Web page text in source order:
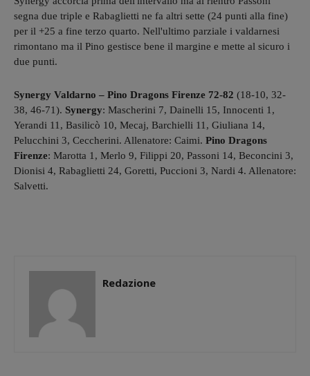
segna due triple e Rabaglietti ne fa altri sette (24 punti alla fine)
per il +25 a fine terzo quarto. Nell'ultimo parziale i valdarnesi
rimontano ma il Pino gestisce bene il margine e mette al sicuro i
due punti.
Synergy Valdarno – Pino Dragons Firenze 72-82 (18-10, 32-
38, 46-71). Synergy: Mascherini 7, Dainelli 15, Innocenti 1,
Yerandi 11, Basilicò 10, Mecaj, Barchielli 11, Giuliana 14,
Pelucchini 3, Ceccherini. Allenatore: Caimi. Pino Dragons
Firenze: Marotta 1, Merlo 9, Filippi 20, Passoni 14, Beconcini 3,
Dionisi 4, Rabaglietti 24, Goretti, Puccioni 3, Nardi 4. Allenatore:
Salvetti.
Redazione